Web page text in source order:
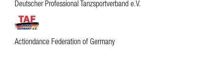
Deutscher Professional Tanzsportverband e.V.
Actiondance Federation of Germany